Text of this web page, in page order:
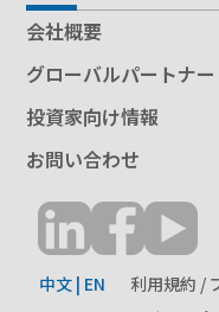
会社概要
グローバルパートナー
投資家向け情報
お問い合わせ
中文| EN
利用規約 /